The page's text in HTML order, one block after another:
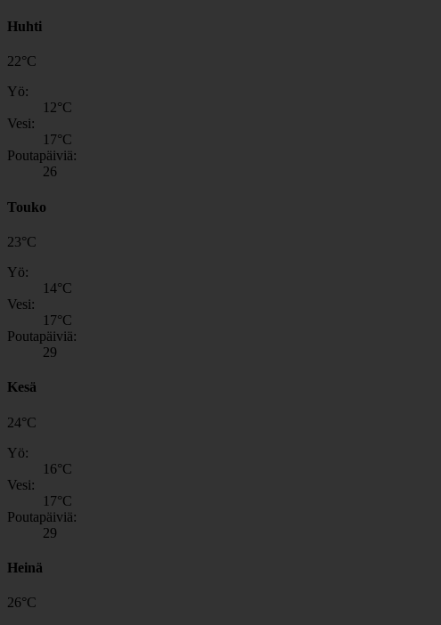
Huhti
22°C
Yö:
12°C
Vesi:
17°C
Poutapäiviä:
26
Touko
23°C
Yö:
14°C
Vesi:
17°C
Poutapäiviä:
29
Kesä
24°C
Yö:
16°C
Vesi:
17°C
Poutapäiviä:
29
Heinä
26°C